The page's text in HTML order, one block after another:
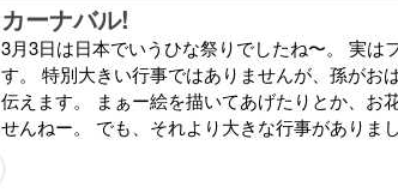
カーナバル!
3月3日は日本でいうひな祭りでしたね〜。 実は
す。 特別大きい行事ではありませんが、孫がお
伝えます。 まぁー絵を描いてあげたりとか、お
せんねー。 でも、それより大きな行事がありま